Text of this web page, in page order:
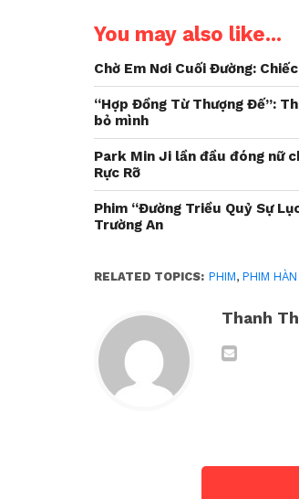
You may also like...
Chờ Em Nơi Cuối Đường:
“Hợp Đồng Từ Thượng Đế”:
bỏ mình
Park Min Ji lần đầu đóng nữ
Rực Rỡ
Phim “Đường Triều Quỷ Sự
Trường An
RELATED TOPICS: PHIM,PHIM
Thanh